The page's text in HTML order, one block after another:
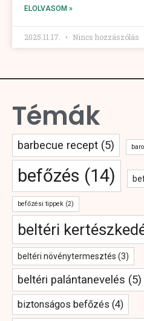
ELOLVASOM »
2025.11.17. Nincs hozzászólás
Témák
barbecue recept (5)
befőzés (14)
befőzési tippek (2)
beltéri
beltéri növénytermesztés (3)
beltéri palántanevelés (5)
biztonságos befőzés (4)